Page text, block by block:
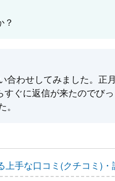
合わせしてみました。正
ぐに返信が来たのでび
上手な口コミ(クチコミ)・